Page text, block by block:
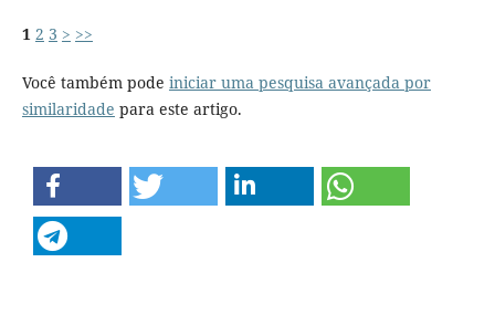
1 2 3 > >>
Você também pode iniciar uma pesquisa avançada por
similaridade para este artigo.